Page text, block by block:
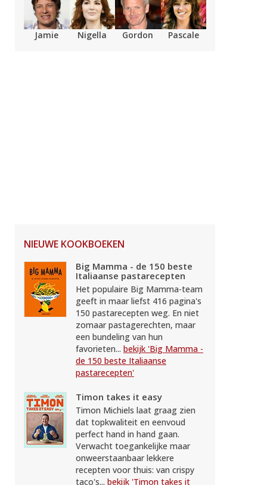
Jamie Nigella Gordon Pascale
NIEUWE KOOKBOEKEN
Big Mamma - de 150 beste
Italiaanse pastarecepten
Het populaire Big Mamma-team
geeft in maar liefst 416 pagina's
150 pastarecepten weg. En niet
zomaar pastagerechten, maar
een bundeling van hun
favorieten... bekijk 'Big Mamma -
de 150 beste Italiaanse
pastarecepten'
Timon takes it easy
Timon Michiels laat graag zien
dat topkwaliteit en eenvoud
perfect hand in hand gaan.
Verwacht toegankelijke maar
onweerstaanbaar lekkere
recepten voor thuis: van crispy
taco's... bekijk 'Timon takes it